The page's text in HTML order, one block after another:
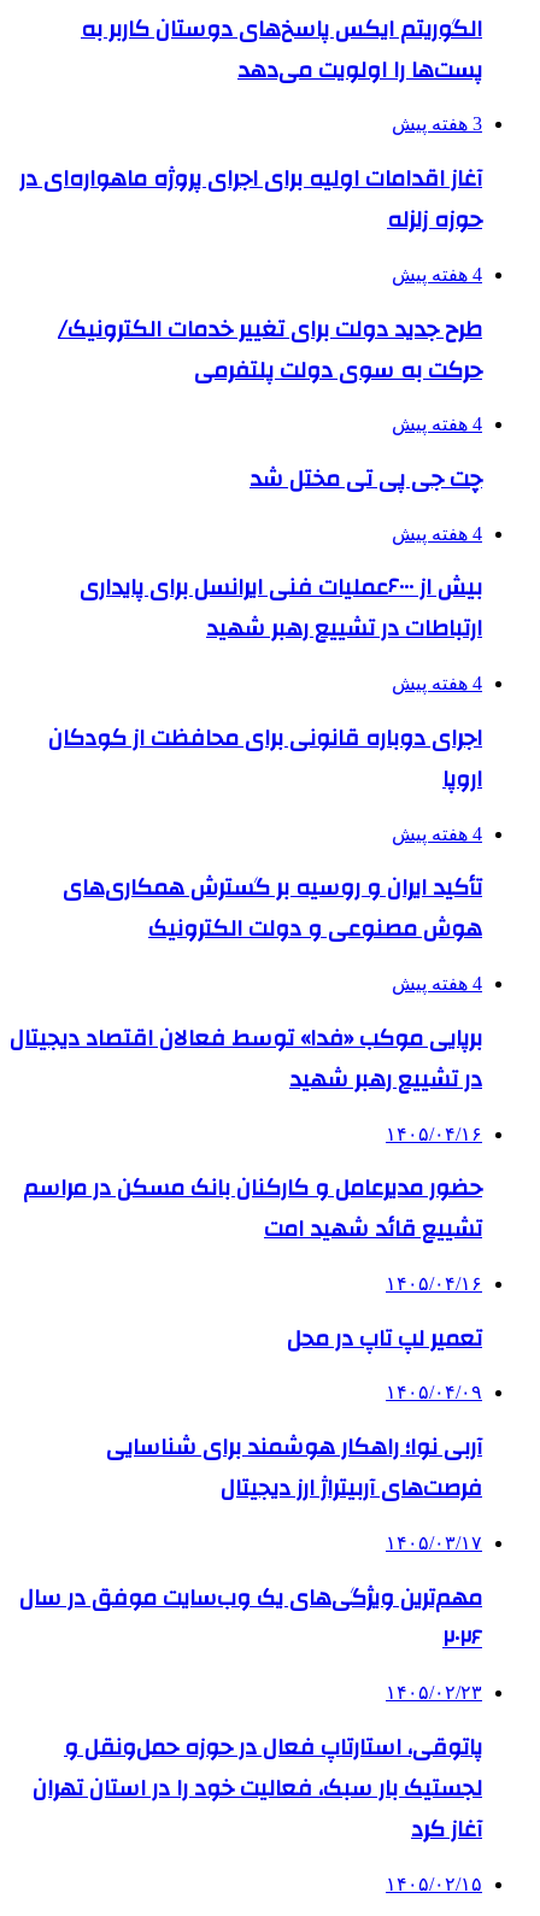
الگوریتم ایکس پاسخ‌های دوستان کاربر به
پست‌ها را اولویت می‌دهد
3 هفته پیش
آغاز اقدامات اولیه برای اجرای پروژه ماهواره‌ای در
حوزه زلزله
4 هفته پیش
طرح جدید دولت برای تغییر خدمات الکترونیک/
حرکت به سوی دولت پلتفرمی
4 هفته پیش
چت جی پی تی مختل شد
4 هفته پیش
بیش از ۶۰۰۰عملیات فنی ایرانسل برای پایداری
ارتباطات در تشییع رهبر شهید
4 هفته پیش
اجرای دوباره قانونی برای محافظت از کودکان
اروپا
4 هفته پیش
تأکید ایران و روسیه بر گسترش همکاری‌های
هوش مصنوعی و دولت الکترونیک
4 هفته پیش
برپایی موکب «فدا» توسط فعالان اقتصاد دیجیتال
در تشییع رهبر شهید
۱۴۰۵/۰۴/۱۶
حضور مدیرعامل و کارکنان بانک مسکن در مراسم
تشییع قائد شهید امت
۱۴۰۵/۰۴/۱۶
تعمیر لپ تاپ در محل
۱۴۰۵/۰۴/۰۹
آربی نوا؛ راهکار هوشمند برای شناسایی
فرصت‌های آربیتراژ ارز دیجیتال
۱۴۰۵/۰۳/۱۷
مهم‌ترین ویژگی‌های یک وب‌سایت موفق در سال
۲۰۲۶
۱۴۰۵/۰۲/۲۳
پاتوقی، استارتاپ فعال در حوزه حمل‌ونقل و
لجستیک بار سبک، فعالیت خود را در استان تهران
آغاز کرد
۱۴۰۵/۰۲/۱۵